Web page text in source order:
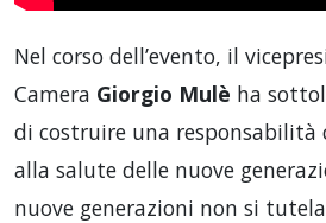
Nel corso dell’evento, il
Camera Giorgio Mulè ha
di costruire una
alla salute delle nuove
nuove generazioni non si